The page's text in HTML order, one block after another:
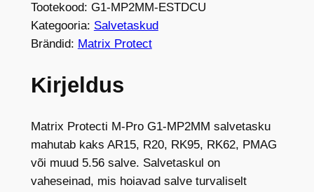
r
o
a
m
a
a
d
Tootekood: G1-MP2MM-ESTDCU
Kategooria: Salvetaskud
Brändid: Matrix Protect
Kirjeldus
Matrix Protecti M-Pro G1-MP2MM salvetasku
mahutab kaks AR15, R20, RK95, RK62, PMAG
või muud 5.56 salve. Salvetaskul on
vaheseinad, mis hoiavad salve turvaliselt